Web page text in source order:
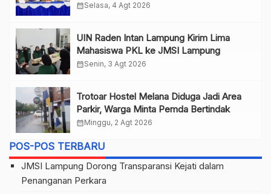
calendar_monthSelasa, 4 Agt 2026
UIN Raden Intan Lampung Kirim Lima
Mahasiswa PKL ke JMSI Lampung
calendar_monthSenin, 3 Agt 2026
Trotoar Hostel Melana Diduga Jadi Area
Parkir, Warga Minta Pemda Bertindak
calendar_monthMinggu, 2 Agt 2026
POS-POS TERBARU
JMSI Lampung Dorong Transparansi Kejati dalam
Penanganan Perkara